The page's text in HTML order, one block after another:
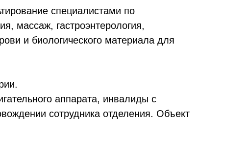
специалистами по
массаж, гастроэнтерология,
и биологического материала для
аппарата, инвалиды с
сотрудника отделения. Объект